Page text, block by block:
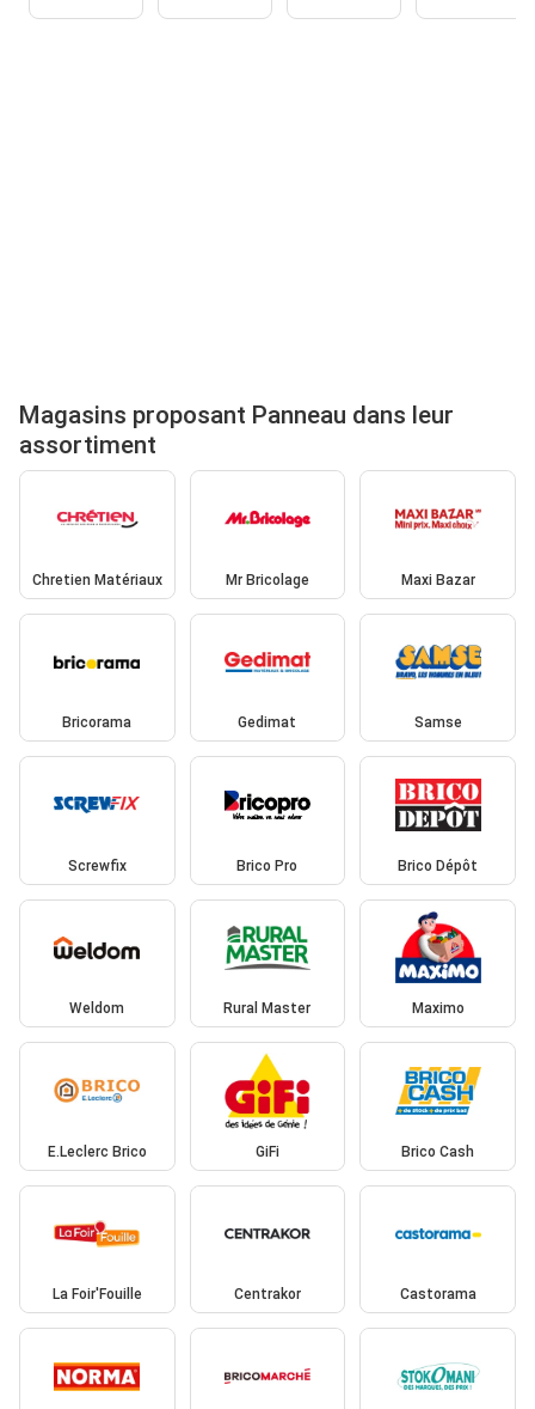
Magasins proposant Panneau dans leur
assortiment
Chretien Matériaux Mr Bricolage Maxi Bazar
Bricorama Gedimat Samse
Screwfix Brico Pro Brico Dépôt
Weldom Rural Master Maximo
E.Leclerc Brico GiFi Brico Cash
La Foir'Fouille Centrakor Castorama